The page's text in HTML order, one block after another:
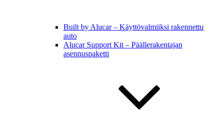
Built by Alucar – Käyttövalmiiksi rakennettu
auto
Alucar Support Kit – Päällerakentajan
asennuspaketti